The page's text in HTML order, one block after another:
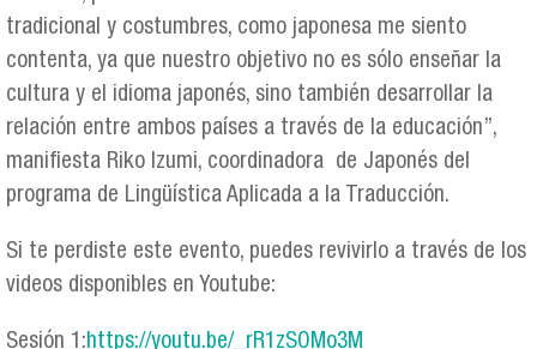
tradicional y costumbres, como japonesa me siento
contenta, ya que nuestro objetivo no es sólo enseñar la
cultura y el idioma japonés, sino también desarrollar la
relación entre ambos países a través de la educación”,
manifiesta Riko Izumi, coordinadora de Japonés del
programa de Lingüística Aplicada a la Traducción.
Si te perdiste este evento, puedes revivirlo a través de los
videos disponibles en Youtube:
Sesión 1:https://youtu.be/_rR1zSOMo3M